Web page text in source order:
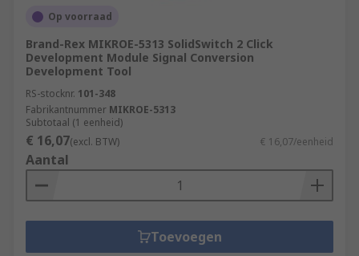
Op voorraad
Brand-Rex MIKROE-5313 SolidSwitch 2 Click
Development Module Signal Conversion
Development Tool
RS-stocknr. 101-348
Fabrikantnummer MIKROE-5313
Subtotaal (1 eenheid)
€ 16,07(excl. BTW) € 16,07/eenheid
Aantal
Toevoegen